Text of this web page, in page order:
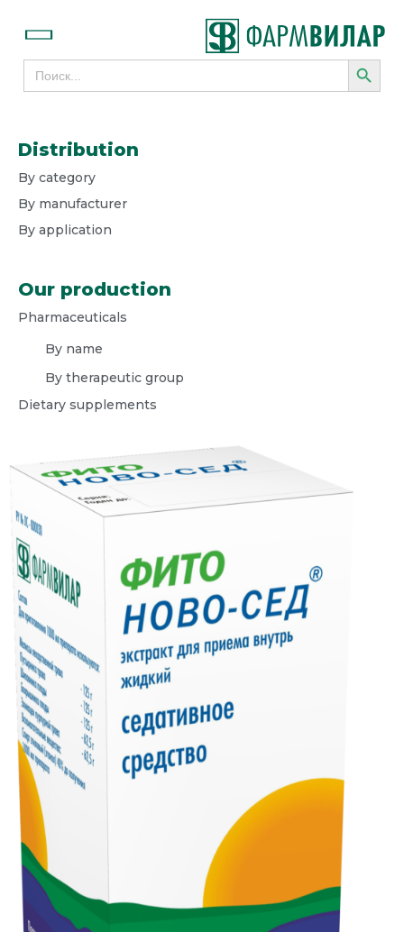
Search
for:
Distribution
By category
By manufacturer
By application
Our production
Pharmaceuticals
By name
By therapeutic group
Dietary supplements